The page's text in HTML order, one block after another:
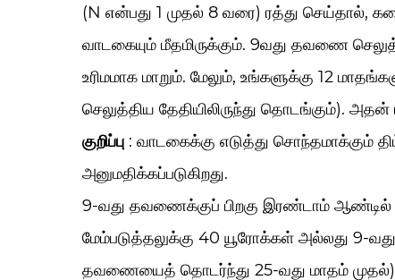
(N என்பது 1 முதல் 8 வரை) ரத்து செய்தால்,
வாடகையும் மீதமிருக்கும். 9வது தவணை
உரிமமாக மாறும். மேலும், உங்களுக்கு 12
செலுத்திய தேதியிலிருந்து தொடங்கும்).
குறிப்பு: வாடகைக்கு எடுத்து சொந்தமாக்கும்
அனுமதிக்கப்படுகிறது.
9-வது தவணைக்குப் பிறகு இரண்டாம்
மேம்படுத்தலுக்கு 40 யூரோக்கள் அல்லது 9-
தவணையைத் தொடர்ந்து 25-வது மாதம் முதல்)